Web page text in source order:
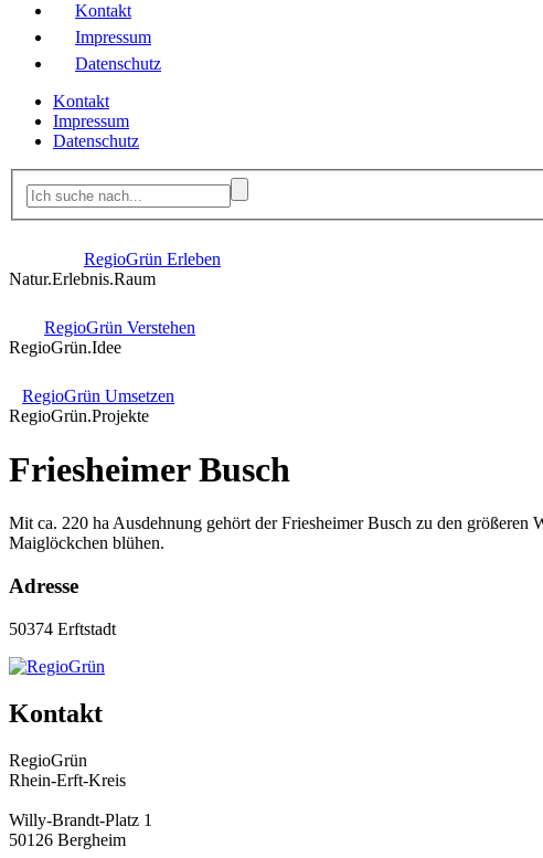
Kontakt
Impressum
Datenschutz
Kontakt
Impressum
Datenschutz
RegioGrün Erleben
Natur.Erlebnis.Raum
RegioGrün Verstehen
RegioGrün.Idee
RegioGrün Umsetzen
RegioGrün.Projekte
Friesheimer Busch
Mit ca. 220 ha Ausdehnung gehört der Friesheimer Busch zu den
Maiglöckchen blühen.
Adresse
50374 Erftstadt
Kontakt
RegioGrün
Rhein-Erft-Kreis
Willy-Brandt-Platz 1
50126 Bergheim